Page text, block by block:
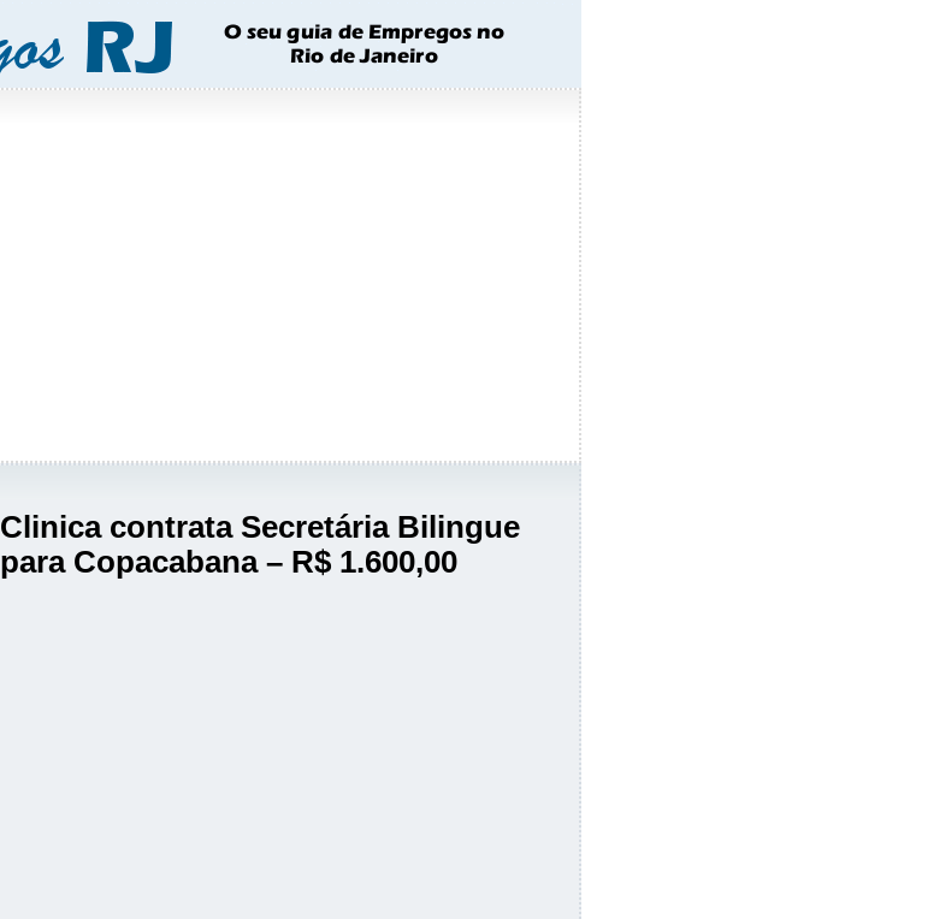
Clinica contrata Secretária Bilingue
para Copacabana – R$ 1.600,00